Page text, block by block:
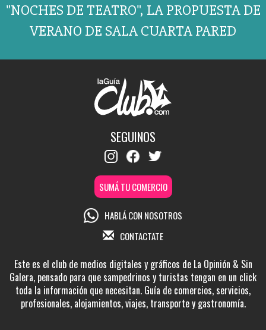
"NOCHES DE TEATRO", LA PROPUESTA DE
VERANO DE SALA CUARTA PARED
SEGUINOS
SUMÁ TU COMERCIO
HABLÁ CON NOSOTROS
CONTACTATE
Este es el club de medios digitales y gráficos de La Opinión & Sin
Galera, pensado para que sampedrinos y turistas tengan en un click
toda la información que necesitan. Guía de comercios, servicios,
profesionales, alojamientos, viajes, transporte y gastronomía.